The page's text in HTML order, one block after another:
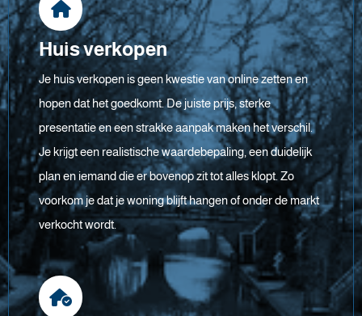
Huis verkopen
Je huis verkopen is geen kwestie van online zetten en
hopen dat het goedkomt. De juiste prijs, sterke
presentatie en een strakke aanpak maken het verschil.
Je krijgt een realistische waardebepaling, een duidelijk
plan en iemand die er bovenop zit tot alles klopt. Zo
voorkom je dat je woning blijft hangen of onder de markt
verkocht wordt.